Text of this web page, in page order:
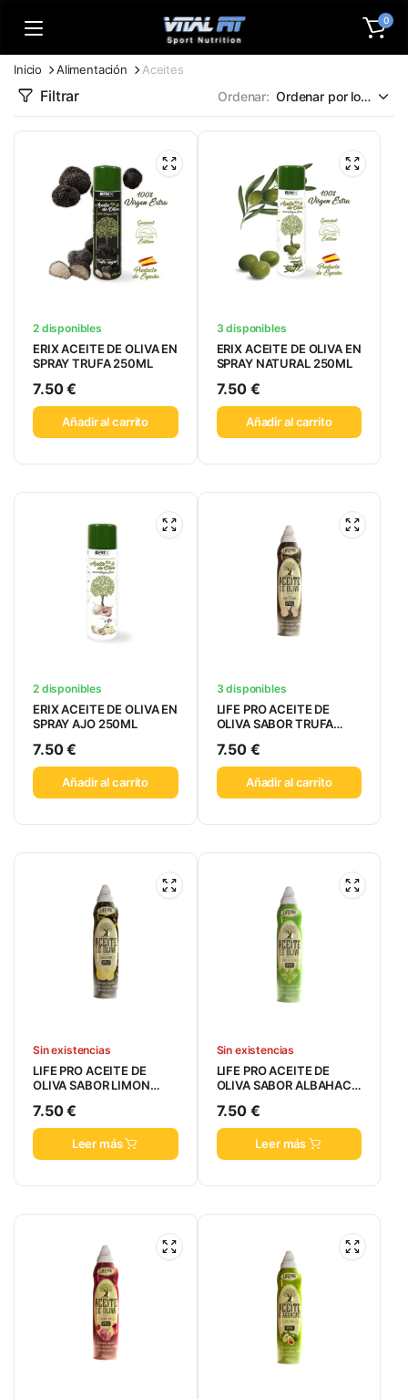
0
Inicio Alimentación Aceites
Filtrar Ordenar:
2 disponibles
ERIX ACEITE DE OLIVA EN
SPRAY TRUFA 250ML
7.50€
Añadir al carrito
3 disponibles
ERIX ACEITE DE OLIVA EN
SPRAY NATURAL 250ML
7.50 €
Añadir al carrito
2 disponibles
ERIX ACEITE DE OLIVA EN
SPRAY AJO 250ML
7.50€
Añadir al carrito
3 disponibles
LIFE PRO ACEITE DE
OLIVA SABOR TRUFA
7.50 €
Añadir al carrito
Sin existencias
LIFE PRO ACEITE DE
OLIVA SABOR LIMON
7.50€
Leer más
Sin existencias
LIFE PRO ACEITE DE
OLIVA SABOR ALBAHACA
7.50 €
Leer más